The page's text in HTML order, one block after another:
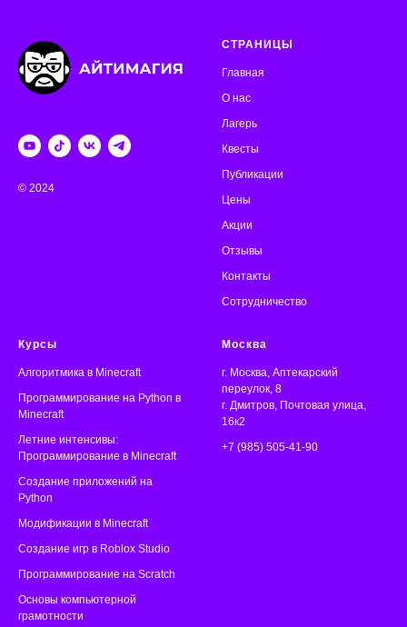
© 2024
СТРАНИЦЫ
Главная
О нас
Лагерь
Квесты
Публикации
Цены
Акции
Отзывы
Контакты
Сотрудничество
Курсы
Алгоритмика в Minecraft
Программирование на Python в
Minecraft
Летние интенсивы:
Программирование в Minecraft
Создание приложений на
Python
Модификации в Minecraft
Создание игр в Roblox Studio
Программирование на Scratch
Основы компьютерной
грамотности
Москва
г. Москва, Аптекарский
переулок, 8
г. Дмитров, Почтовая улица,
16к2
+7 (985) 505-41-90